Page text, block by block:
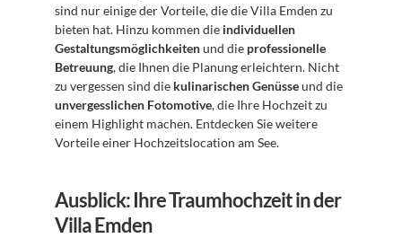
sind nur einige der Vorteile, die die Villa Emden zu
bieten hat. Hinzu kommen die individuellen
Gestaltungsmöglichkeiten und die professionelle
Betreuung, die Ihnen die Planung erleichtern. Nicht
zu vergessen sind die kulinarischen Genüsse
unvergesslichen Fotomotive, die Ihre Hochzeit zu
einem Highlight machen. Entdecken Sie weitere
Vorteile einer Hochzeitslocation am See.
Ausblick: Ihre Traumhochzeit in der
Villa Emden